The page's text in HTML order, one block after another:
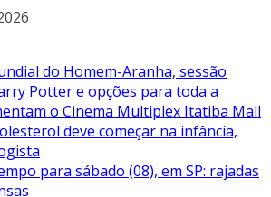
do Homem-Aranha, sessão
Potter e opções para toda a
o Cinema Multiplex Itatiba Mall
deve começar na infância,
para sábado (08), em SP: rajadas